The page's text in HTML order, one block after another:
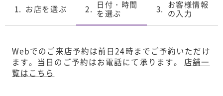
1. お店を選ぶ 2. 日付・時間
を選ぶ 3. お客様情報
の入力
Webでのご来店予約は前日24時までご予約いただけ
ます。 当日のご予約はお電話にて承ります。 店舗一
覧はこちら